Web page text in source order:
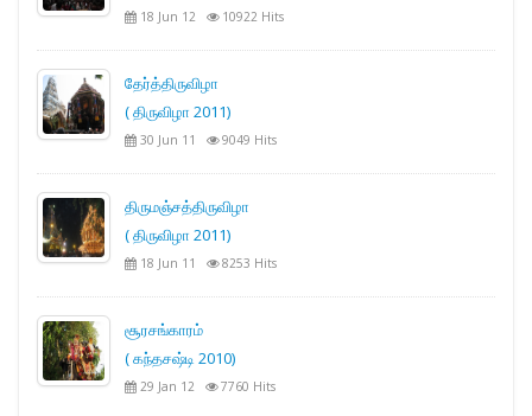
18 Jun 12 10922 Hits
தேர்த்திருவிழா
( திருவிழா 2011)
30 Jun 11 9049 Hits
திருமஞ்சத்திருவிழா
( திருவிழா 2011)
18 Jun 11 8253 Hits
சூரசங்காரம்
( கந்தசஷ்டி 2010)
29 Jan 12 7760 Hits